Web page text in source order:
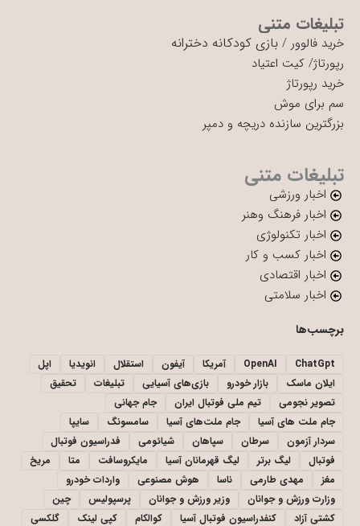
تبلیغات متنی
خرید فالوور / بازی کودکانه دخترانه
رپورتاژ/ کیت اعتیاد
خرید رپورتاژ
سم برای موش
بزرگترین سازنده دریچه و دمپر
تبلیغات متنی
اخبار ورزشی
اخبار فرهنگ وهنر
اخبار تکنولوژی
اخبار کسب و کار
اخبار اقتصادی
اخبار سلامتی
برچسب‌ها
ChatGpt
OpenAI آمریکا آیفون استقلال انویدیا
اپل
ایلان ماسک
بازار خودرو بازی‌های آسیایی تبلیغات
تحقیق
تصویر نجومی
تیم ملی فوتبال ایران
جام جهانی
جام ملت های آسیا
جام ملت‌های آسیا سامسونگ
سایپا
سردار آزمون
سرطان سپاهان شیائومی
فدراسیون فوتبال
فوتبال
لیگ برتر لیگ قهرمانان آسیا مایکروسافت متا
مریخ
مغز
مهدی طارمی ناسا هوش مصنوعی
واردات خودرو
وزارت ورزش و جوانان
وزیر ورزش و جوانان پرسپولیس
چین
کشتی آزاد
کنفدراسیون فوتبال آسیا کوالکام کپی لینک گلکسی